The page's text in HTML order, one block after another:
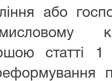
або
статті 1